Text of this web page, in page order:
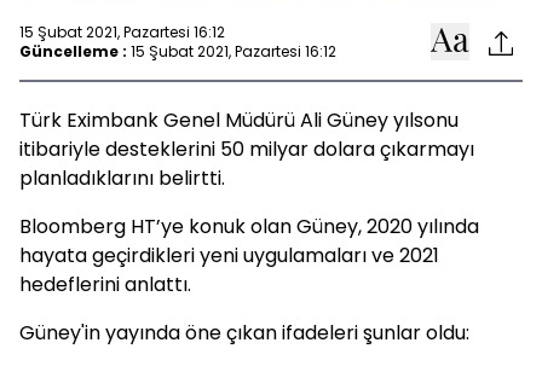
15 Şubat 2021, Pazartesi 16:12
Güncelleme : 15 Şubat 2021, Pazartesi 16:12
Türk Eximbank Genel Müdürü Ali Güney yılsonu
itibariyle desteklerini 50 milyar dolara çıkarmayı
planladıklarını belirtti.
Bloomberg HT’ye konuk olan Güney, 2020 yılında
hayata geçirdikleri yeni uygulamaları ve 2021
hedeflerini anlattı.
Güney'in yayında öne çıkan ifadeleri şunlar oldu: